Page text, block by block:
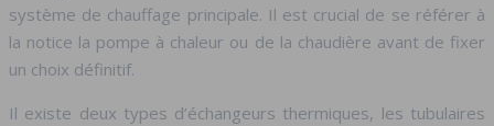
système de chauffage principale. Il est crucial de se référer à
la notice la pompe à chaleur ou de la chaudière avant de fixer
un choix définitif.
Il existe deux types d’échangeurs thermiques, les tubulaires